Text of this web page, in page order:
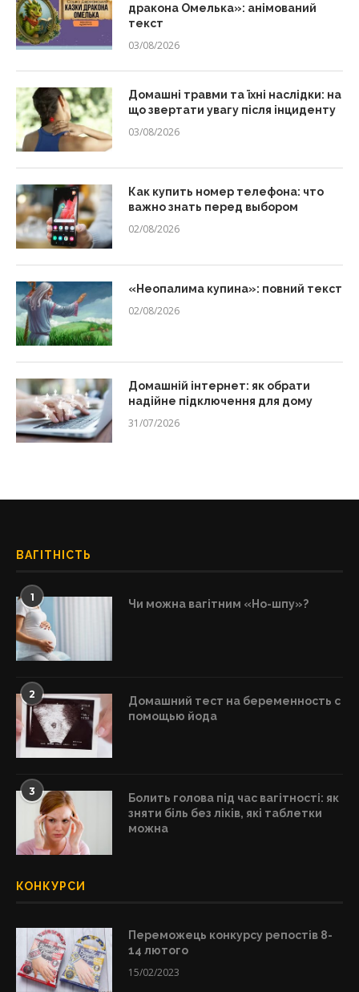
дракона Омелька»: анімований
текст
03/08/2026
Домашні травми та їхні наслідки: на
що звертати увагу після інциденту
03/08/2026
Как купить номер телефона: что
важно знать перед выбором
02/08/2026
«Неопалима купина»: повний текст
02/08/2026
Домашній інтернет: як обрати
надійне підключення для дому
31/07/2026
ВАГІТНІСТЬ
1 Чи можна вагітним «Но-шпу»?
2
Домашний тест на беременность с
помощью йода
3
Болить голова під час вагітності: як
зняти біль без ліків, які таблетки
можна
КОНКУРСИ
Переможець конкурсу репостів 8-
14 лютого
15/02/2023